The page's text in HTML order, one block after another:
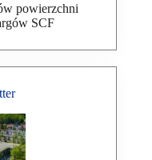
powierzchni
SCF